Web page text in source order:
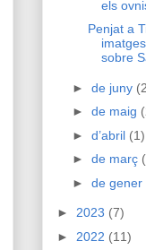
els
Penjat a
sobre
► de juny
► de maig
► d’abril (1)
► de març
► de gener
► 2023 (7)
► 2022 (11)